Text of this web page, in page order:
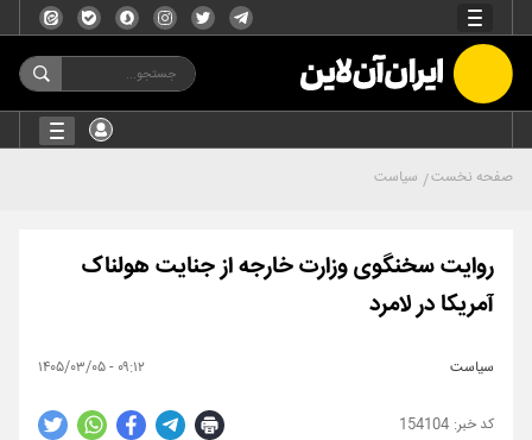
صفحه نخست سیاست
روایت سخنگوی وزارت خارجه از جنایت هولناک
آمریکا در لامرد
سیاست ۰۹:۱۲ - ۱۴۰۵/۰۳/۰۵
154104